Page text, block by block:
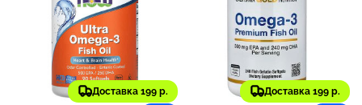
Доставка 199 р. Доставка 199 р.